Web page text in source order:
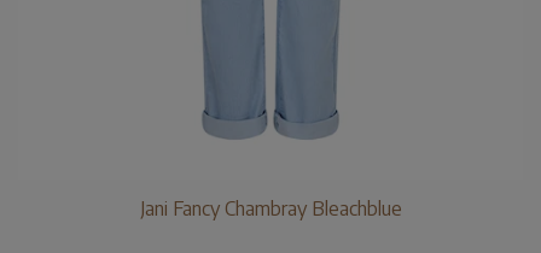
Jani Fancy Chambray Bleachblue